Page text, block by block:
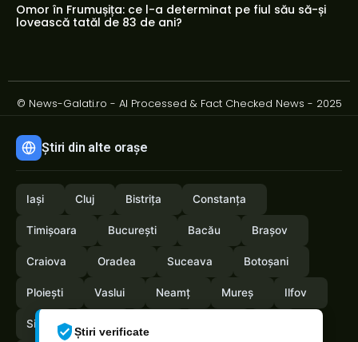
Știri verificate
Omor în Frumușița: ce l-a determinat pe fiul său să-și
lovească tatăl de 83 de ani?
© News-Galati.ro - AI Processed & Fact Checked News - 2025
Știri din alte orașe
Iași Cluj Bistrița Constanța
Timișoara București Bacău Brașov
Craiova Oradea Suceava Botoșani
Ploiești Vaslui Neamț Mureș Ilfov
Sibiu